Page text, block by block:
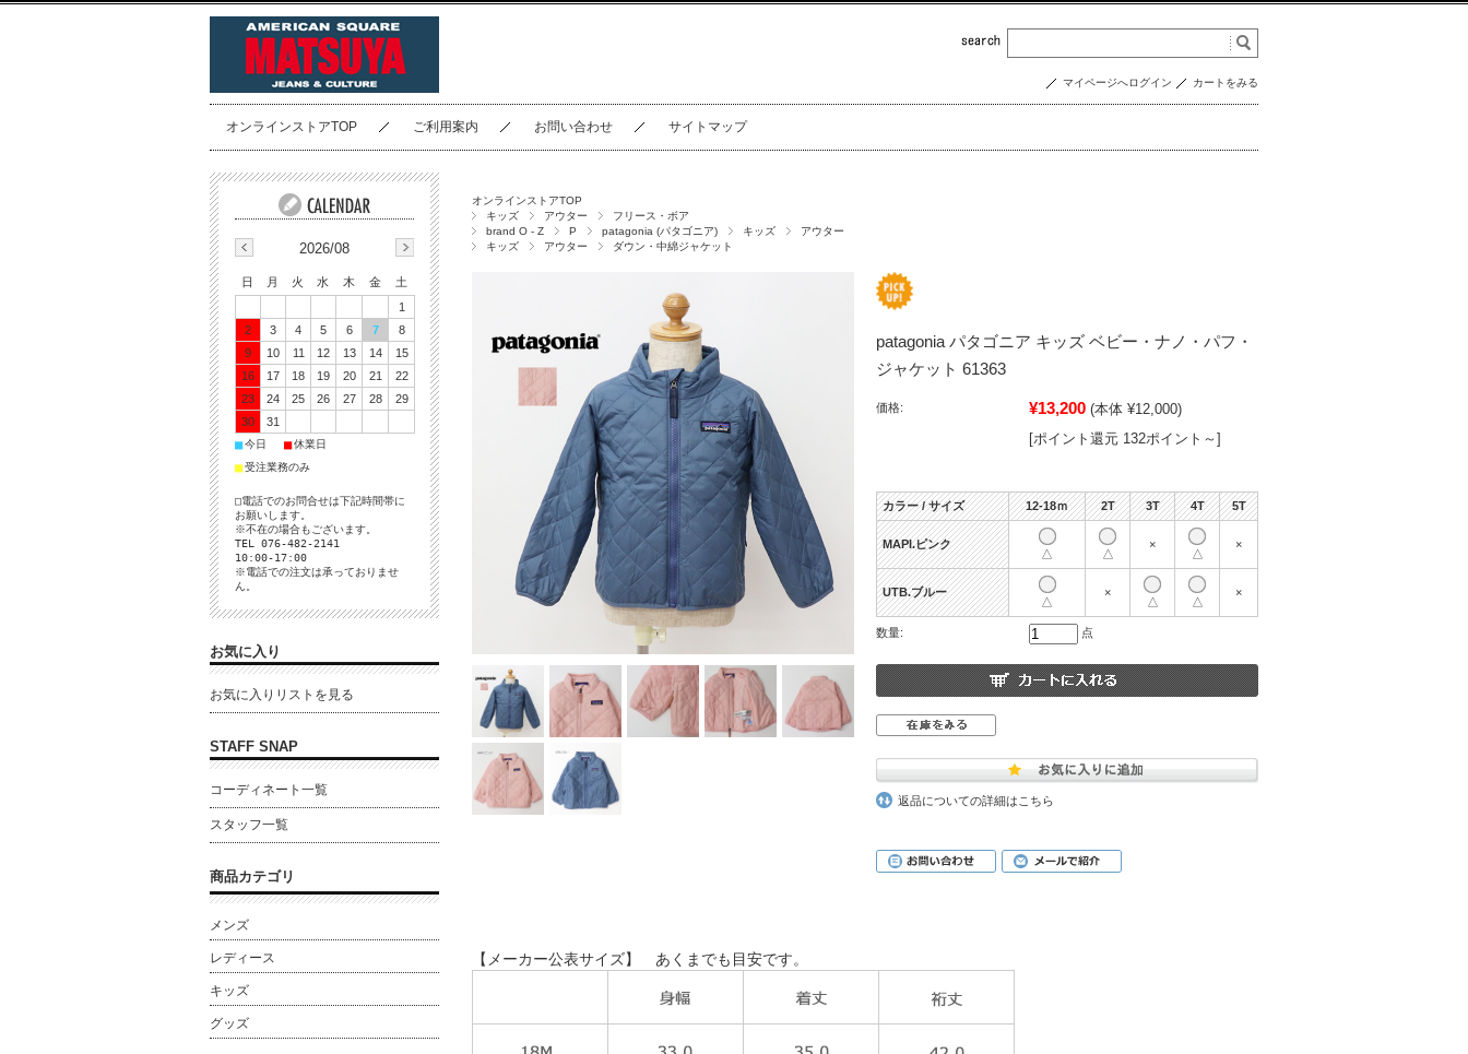
マイページへログイン カートをみる
オンラインストアTOP ご利用案内 お問い合わせ サイトマップ
オンラインストアTOP
キッズ
アウター
フリース・ボア
brand O - Z
P patagonia (パタゴニア) キッズ
アウター
キッズ
アウター ダウン・中綿ジャケット
patagonia パタゴニア キッズ ベビー・ナノ・パフ・
ジャケット 61363
価格: ¥13,200 (本体 ¥12,000)
[ポイント還元 132ポイント～]
カラー / サイズ 12-18ｍ 2T 3T 4T 5T
MAPI.ピンク
△ △
×
△
×
UTB.ブルー
△
×
△ △
×
数量: 点
返品についての詳細はこちら
【メーカー公表サイズ】 あくまでも目安です。
2026/08
日 月 火 水 木 金
土
1
2
3 4 5 6 7
8
9
10 11 12 13 14
15
16
17 18 19 20 21
22
23
24 25 26 27 28
29
30
31
■今日 ■休業日
■受注業務のみ
□電話でのお問合せは下記時間帯に
お願いします。
※不在の場合もございます。
TEL 076-482-2141
10:00-17:00
※電話での注文は承っておりませ
ん。
お気に入り
お気に入りリストを見る
STAFF SNAP
コーディネート一覧
スタッフ一覧
商品カテゴリ
メンズ
レディース
キッズ
グッズ